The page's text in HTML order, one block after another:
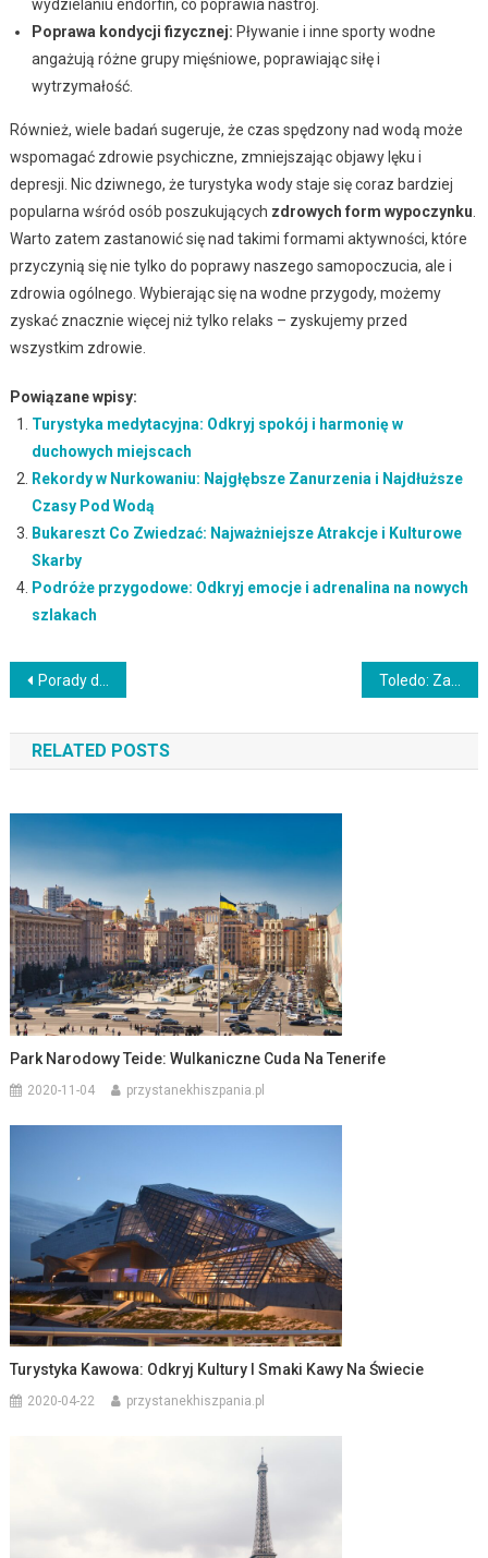
wydzielaniu endorfin, co poprawia nastrój.
Poprawa kondycji fizycznej: Pływanie i inne sporty wodne
angażują różne grupy mięśniowe, poprawiając siłę i
wytrzymałość.
Również, wiele badań sugeruje, że czas spędzony nad wodą może
wspomagać zdrowie psychiczne, zmniejszając objawy lęku i
depresji. Nic dziwnego, że turystyka wody staje się coraz bardziej
popularna wśród osób poszukujących zdrowych form wypoczynku.
Warto zatem zastanowić się nad takimi formami aktywności, które
przyczynią się nie tylko do poprawy naszego samopoczucia, ale i
zdrowia ogólnego. Wybierając się na wodne przygody, możemy
zyskać znacznie więcej niż tylko relaks – zyskujemy przed
wszystkim zdrowie.
Powiązane wpisy:
Turystyka medytacyjna: Odkryj spokój i harmonię w
duchowych miejscach
Rekordy w Nurkowaniu: Najgłębsze Zanurzenia i Najdłuższe
Czasy Pod Wodą
Bukareszt Co Zwiedzać: Najważniejsze Atrakcje i Kulturowe
Skarby
Podróże przygodowe: Odkryj emocje i adrenalina na nowych
szlakach
Nawigacja
wpisu
Porady dotyczące wizyty na Ukrainie w celu spędzenia romantycznego urlopu Toledo: Zanurz się w Średniowiecznym Dziedzictwie Hiszpanii
RELATED POSTS
Park Narodowy Teide: Wulkaniczne Cuda Na Tenerife
2020-11-04 przystanekhiszpania.pl
Turystyka Kawowa: Odkryj Kultury I Smaki Kawy Na Świecie
2020-04-22 przystanekhiszpania.pl